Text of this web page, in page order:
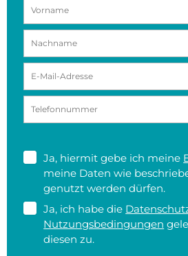
Ja, hiermit gebe ich meine
meine Daten wie
genutzt werden dürfen.
Ja, ich habe die
Nutzungsbedingungen
diesen zu.